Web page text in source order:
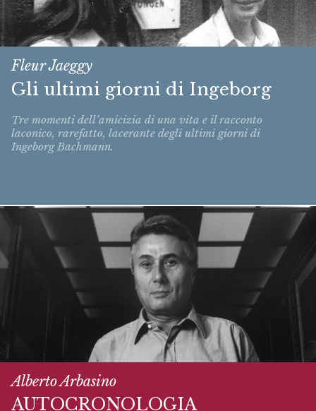
Fleur Jaeggy
Gli ultimi giorni di Ingeborg
Tre momenti dell’amicizia di una vita e il racconto
laconico, rarefatto, lacerante degli ultimi giorni di
Ingeborg Bachmann.
Alberto Arbasino
AUTOCRONOLOGIA